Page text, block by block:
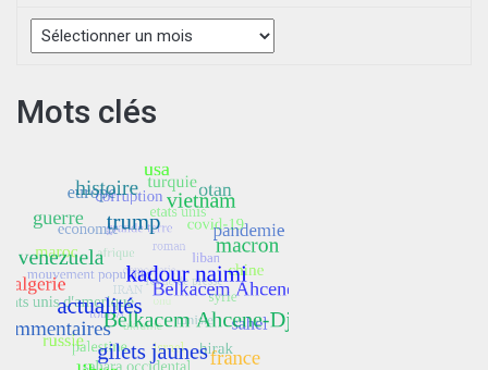
Archives
Mots clés